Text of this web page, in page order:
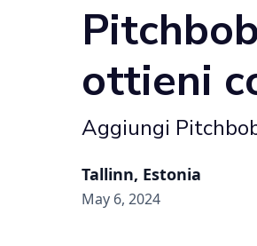
ottieni
Aggiungi
Tallinn, Estonia
May 6, 2024